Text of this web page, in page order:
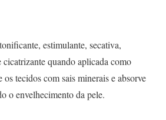
estimulante, secativa,
cicatrizante quando aplicada como
tecidos com sais minerais e absorve
o envelhecimento da pele.